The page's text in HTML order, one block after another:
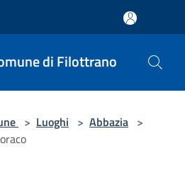
di Filottrano
> Luoghi > Abbazia >